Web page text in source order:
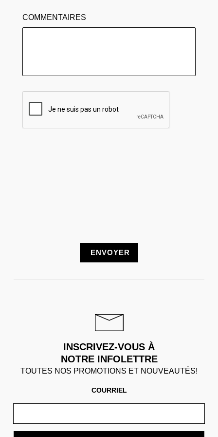
COMMENTAIRES
INSCRIVEZ-VOUS À
NOTRE INFOLETTRE
TOUTES NOS PROMOTIONS ET NOUVEAUTÉS!
COURRIEL